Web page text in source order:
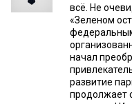
всё. Не
«Зеленом
начал
развитие
продолжает